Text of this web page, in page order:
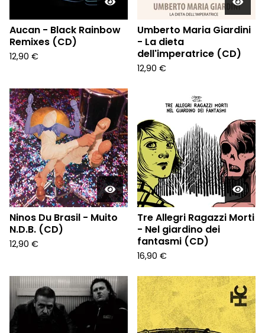
Aucan - Black Rainbow
Remixes (CD)
12,90 €
Umberto Maria Giardini
- La dieta
dell'imperatrice (CD)
12,90 €
Ninos Du Brasil - Muito
N.D.B. (CD)
12,90 €
Tre Allegri Ragazzi Morti
- Nel giardino dei
fantasmi (CD)
16,90 €